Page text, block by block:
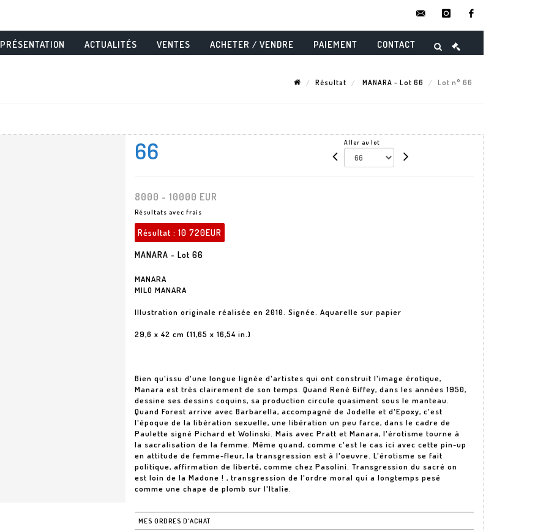
instagram
PRÉSENTATION ACTUALITÉS VENTES ACHETER / VENDRE PAIEMENT CONTACT
Résultat MANARA - Lot 66 Lot n° 66
66 Aller au lot
8000 - 10000 EUR
Résultats avec frais
Résultat : 10 720EUR
MANARA - Lot 66
MANARA
MILO MANARA
Illustration originale réalisée en 2010. Signée. Aquarelle sur papier
29,6 x 42 cm (11,65 x 16,54 in.)
Bien qu'issu d'une longue lignée d'artistes qui ont construit l'image érotique,
Manara est très clairement de son temps. Quand René Giffey, dans les années 1950,
dessine ses dessins coquins, sa production circule quasiment sous le manteau.
Quand Forest arrive avec Barbarella, accompagné de Jodelle et d'Epoxy, c'est
l'époque de la libération sexuelle, une libération un peu farce, dans le cadre de
Paulette signé Pichard et Wolinski. Mais avec Pratt et Manara, l'érotisme tourne à
la sacralisation de la femme. Même quand, comme c'est le cas ici avec cette pin-up
en attitude de femme-fleur, la transgression est à l'oeuvre. L'érotisme se fait
politique, affirmation de liberté, comme chez Pasolini. Transgression du sacré on
est loin de la Madone ! , transgression de l'ordre moral qui a longtemps pesé
comme une chape de plomb sur l'Italie.
MES ORDRES D'ACHAT